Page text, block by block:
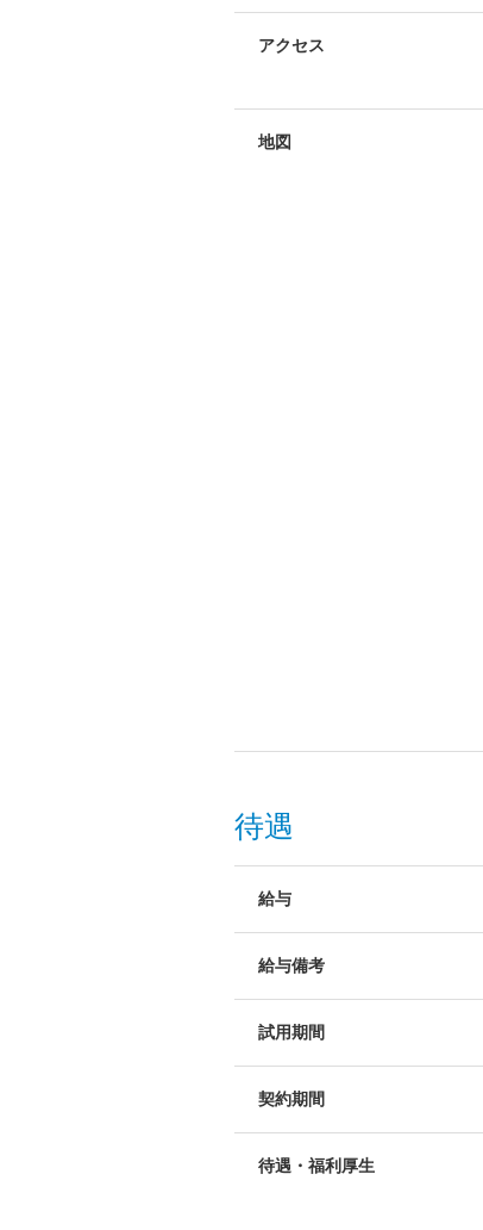
アクセス
地図
待遇
給与
給与備考
試用期間
契約期間
待遇・福利厚生